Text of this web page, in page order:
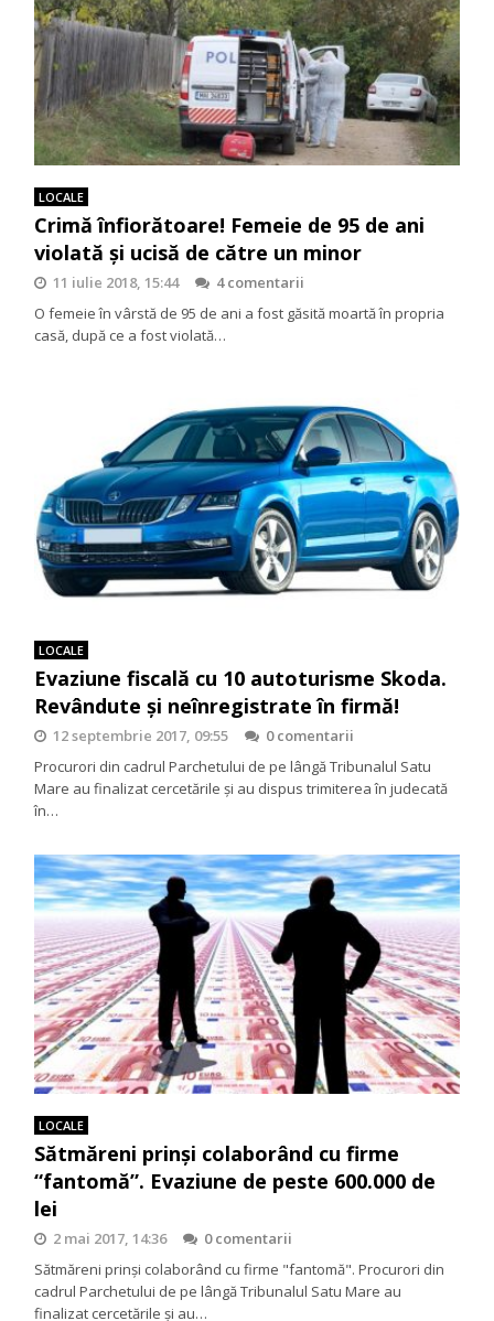
LOCALE
Crimă înfiorătoare! Femeie de 95 de ani
violată și ucisă de către un minor
11 iulie 2018, 15:44
4 comentarii
O femeie în vârstă de 95 de ani a fost găsită moartă în propria
casă, după ce a fost violată…
LOCALE
Evaziune fiscală cu 10 autoturisme Skoda.
Revândute și neînregistrate în firmă!
12 septembrie 2017, 09:55
0 comentarii
Procurori din cadrul Parchetului de pe lângă Tribunalul Satu
Mare au finalizat cercetările şi au dispus trimiterea în judecată
în…
LOCALE
Sătmăreni prinşi colaborând cu firme
“fantomă”. Evaziune de peste 600.000 de
lei
2 mai 2017, 14:36
0 comentarii
Sătmăreni prinşi colaborând cu firme "fantomă". Procurori din
cadrul Parchetului de pe lângă Tribunalul Satu Mare au
finalizat cercetările şi au…